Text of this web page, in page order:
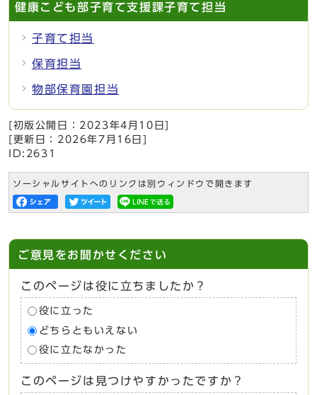
健康こども部子育て支援課子育て担当
子育て担当
保育担当
物部保育園担当
[初版公開日： 2023年4月10日
[更新日： 2026年7月16日
ID:2631
ソーシャルサイトへのリンクは別ウィンドウで開きます
ご意見をお聞かせください
このページは役に立ちましたか？
役に立った
どちらともいえない
役に立たなかった
このページは見つけやすかったですか？